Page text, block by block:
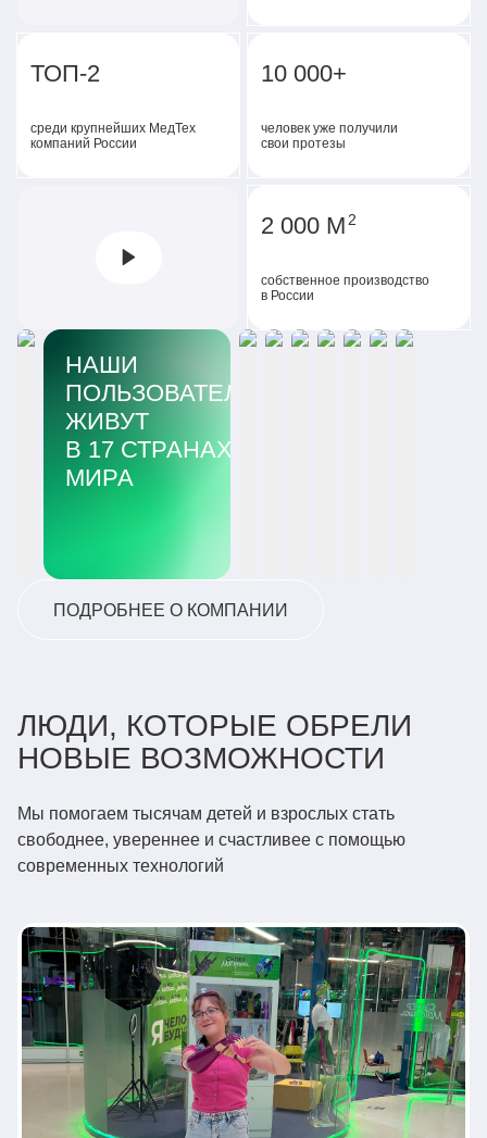
ТОП-2
среди крупнейших МедТех
компаний России
10 000+
человек уже получили
свои протезы
2 000 М 2
собственное производство
в России
НАШИ
ПОЛЬЗОВАТЕЛИ
ЖИВУТ
В 17 СТРАНАХ
МИРА
ПОДРОБНЕЕ О КОМПАНИИ
ЛЮДИ, КОТОРЫЕ ОБРЕЛИ
НОВЫЕ ВОЗМОЖНОСТИ
Мы помогаем тысячам детей и взрослых стать
свободнее, увереннее и счастливее с помощью
современных технологий
Взрослые Бионические протезы
БАЛАНС ТЕХНОЛОГИЙ И
ИЗЯЩЕСТВА